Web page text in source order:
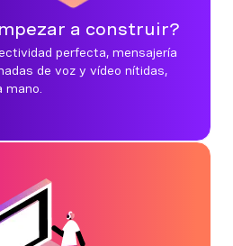
a construir?
perfecta, mensajería
de voz y vídeo nítidas,
mano.